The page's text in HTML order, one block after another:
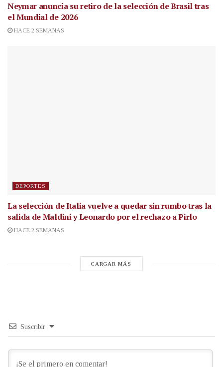
Neymar anuncia su retiro de la selección de Brasil tras
el Mundial de 2026
HACE 2 SEMANAS
DEPORTES
La selección de Italia vuelve a quedar sin rumbo tras la
salida de Maldini y Leonardo por el rechazo a Pirlo
HACE 2 SEMANAS
CARGAR MÁS
Suscribir